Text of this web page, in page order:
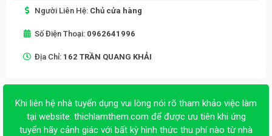
Người Liên Hệ: Chủ cửa hàng
Số Điện Thoại: 0962641996
Địa Chỉ: 162 TRẦN QUANG KHẢI
Khi liên hệ nhà tuyển dụng vui lòng nói rõ tham khảo việc làm
tại website: thichlamthem.com để được ưu tiên khi ứng
tuyển hãy cảnh giác với bất kỳ hình thức thu phí nào từ nhà